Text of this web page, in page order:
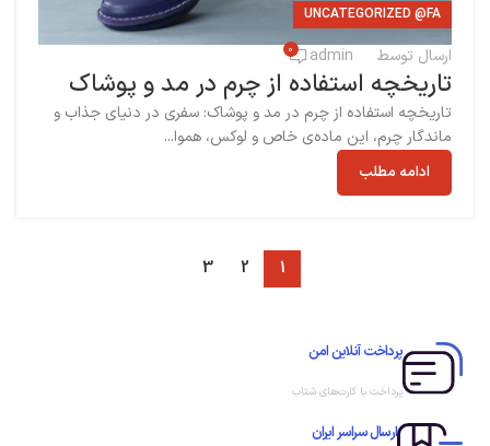
UNCATEGORIZED @FA
ارسال توسط admin
0
تاریخچه استفاده از چرم در مد و پوشاک
تاریخچه استفاده از چرم در مد و پوشاک: سفری در دنیای جذاب و
ماندگار چرم، این ماده‌ی خاص و لوکس، هموا...
ادامه مطلب
1
2
3
پرداخت آنلاین امن
پرداخت با کارت‌های شتاب
ارسال سراسر ایران